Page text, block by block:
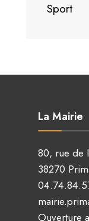
Sport
La Mairie
80, rue de
38270
Ouverture